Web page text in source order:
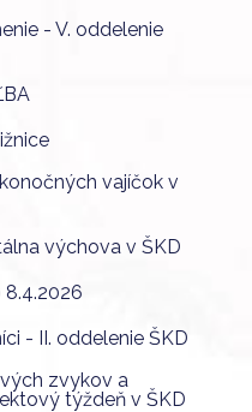
- V. oddelenie
vajíčok v
výchova v ŠKD
8.4.2026
- II. oddelenie ŠKD
zvykov a
týždeň v ŠKD